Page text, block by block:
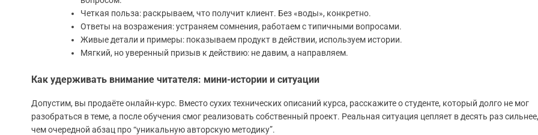
Четкая польза: раскрываем, что получит клиент. Без «воды», конкретно.
Ответы на возражения: устраняем сомнения, работаем с типичными вопросами.
Живые детали и примеры: показываем продукт в действии, используем истории.
Мягкий, но уверенный призыв к действию: не давим, а направляем.
Как удерживать внимание читателя: мини-истории и ситуации
Допустим, вы продаёте онлайн-курс. Вместо сухих технических описаний курса, расскажите о студенте, который долго не мог
разобраться в теме, а после обучения смог реализовать собственный проект. Реальная ситуация цепляет в десять раз сильнее,
чем очередной абзац про “уникальную авторскую методику”.